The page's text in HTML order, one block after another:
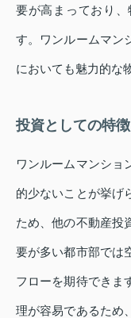
要が高まっており
す。ワンルームマン
においても魅力的な
投資としての特徴
ワンルームマンショ
的少ないことが挙げ
ため、他の不動産投
要が多い都市部では
フローを期待できま
理が容易であるため